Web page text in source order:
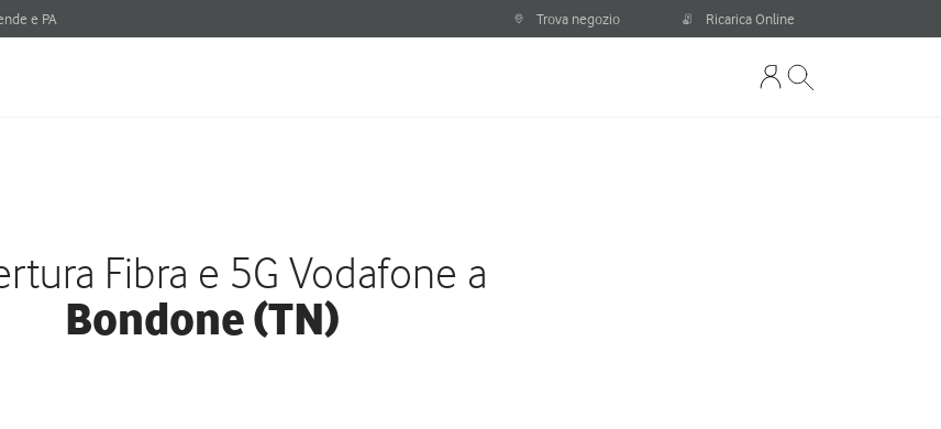
e PA Trova negozio Ricarica Online
Fibra e 5G Vodafone a
Bondone (TN)